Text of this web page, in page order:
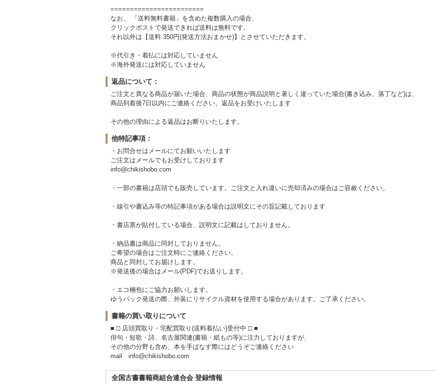
========================
なお、 「送料無料書籍」を含めた複数購入の場合、
クリックポストで発送できれば送料は無料です。
それ以外は【送料:350円(発送方法おまかせ)】とさせていただきます。
※代引き・着払には対応していません
※海外発送には対応していません
返品について：
ご注文と異なる商品が届いた場合、商品の状態が商品説明と著しく違っていた場合(書き込み、落丁など)は、
商品到着後7日以内にご連絡ください。返品をお受けいたします
その他の理由による返品はお断りいたします。
他特記事項：
・お問合せはメールにてお願いいたします
ご注文はメールでもお受けしております
info@chikishobo.com
・一部の書籍は店頭でも販売しています。ご注文と入れ違いに売却済みの場合はご容赦ください。
・線引や書込み等の特記事項がある場合は説明文にその旨記載しております
・書店票が貼付している場合、説明文に記載はしておりません。
・納品書は商品に同封しておりません。
ご希望の場合はご注文時にご連絡ください。
商品と同封してお届けします。
※発送後の場合はメール(PDF)でお送りします。
・エコ梱包にご協力お願いします。
ゆうパック発送の際、外装にリサイクル資材を使用する場合があります。ご了承ください。
書籍の買い取りについて
■ □ 店頭買取り・宅配買取り(送料着払い)受付中 □ ■
俳句・短歌・詩、名古屋関連(書籍・紙もの等)に注力しておりますが、
その他の分野も含め、本を手ばなす際にはどうぞご連絡ください
mail info@chikishobo.com
全国古書書籍商組合連合会 登録情報